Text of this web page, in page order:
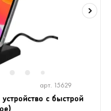
арт. 15629
с быстрой